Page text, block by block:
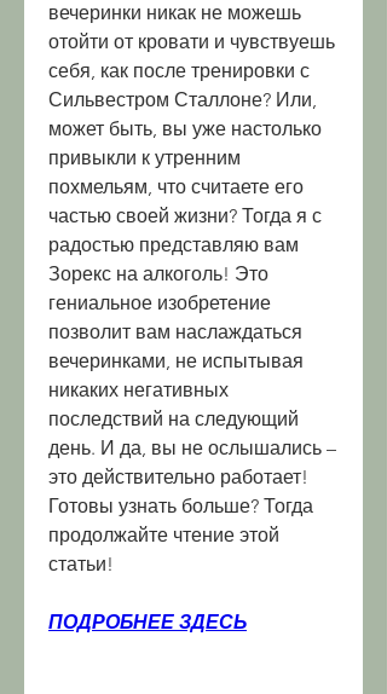
вечеринки никак не можешь
отойти от кровати и чувствуешь
себя, как после тренировки с
Сильвестром Сталлоне? Или,
может быть, вы уже настолько
привыкли к утренним
похмельям, что считаете его
частью своей жизни? Тогда я с
радостью представляю вам
Зорекс на алкоголь! Это
гениальное изобретение
позволит вам наслаждаться
вечеринками, не испытывая
никаких негативных
последствий на следующий
день. И да, вы не ослышались –
это действительно работает!
Готовы узнать больше? Тогда
продолжайте чтение этой
статьи!
ПОДРОБНЕЕ ЗДЕСЬ